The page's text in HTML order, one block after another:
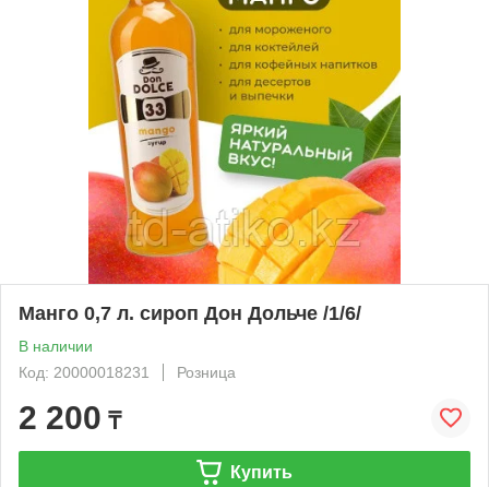
Манго 0,7 л. сироп Дон Дольче /1/6/
В наличии
Код: 20000018231
Розница
2 200 ₸
Купить